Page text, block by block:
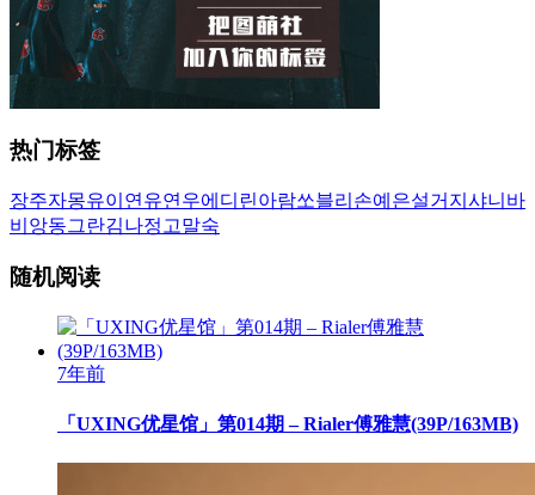
热门标签
장주자몽유이 연유연우에디린아람쏘블리 손예은설거지 샤니 바
비앙동그란김나정 고말숙
随机阅读
7年前
「UXING优星馆」第014期 – Rialer傅雅慧(39P/163MB)